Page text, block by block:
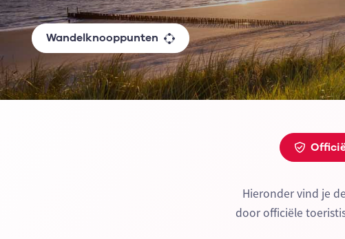
Wandelknooppunten
Hieronder vind je
door officiële